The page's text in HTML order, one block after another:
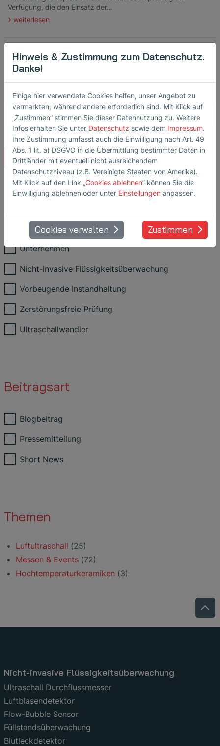
Verfügung, die den Einsatz der…
weiterlesen
Suche
Geschäftsbereich
Unternehmen
Nicht-invasive Flüssigkeitsüberwachung
Vorbeugende Instandhaltung
Zerstörungsfreie Prüfung
Ultraschallwandler
Beitragsart
Blogbeitrag
Pressemitteilung
Short News
Themen
Luftultraschall (25)
Messen & Events (72)
Hochtemperaturkeramiken (3)
Nicht-invasive Flüssigkeitsüberwachung
Ultraschall Durchflussmesser
Luftblasendetektor
Flow-Bubble Sensor
Füllstandsüberwachung
Blutleckdetektor
Hinweis & Zustimmung zum Datenschutz.
Danke!
Einige hier verwendete Cookies helfen, unser Angebot zu
vermarkten, während andere erforderlich sind. Mit Klick auf
„Zustimmen” stimmen Sie dieser Datennutzung zu. Weitere
Infos erhalten Sie unter Datenschutz sowie dem Impressum.
Ihre Zustimmung umfasst auch die Einwilligung nach Art. 49
Abs. 1 lit. a) DSGVO in die Übermittlung bestimmter Daten in
Drittländer mit eventuell nicht ausreichendem
Datenschutzniveau (z.B. Vereinigte Staaten von Amerika).
Mit Klick auf den Link „Cookies ablehnen” können Sie die
Einwilligung ablehnen oder unter Einstellungen anpassen.
Cookies verwalten Zustimmen